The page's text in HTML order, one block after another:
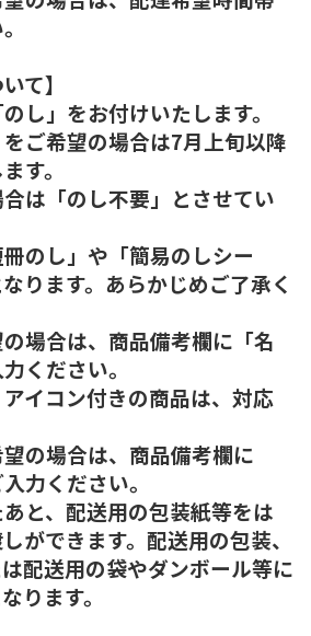
て】
し」をお付けいたします。
ご希望の場合は7月上旬以降
す。
は「のし不要」とさせてい
のし」や「簡易のしシー
ります。あらかじめご了承く
場合は、商品備考欄に「名
ください。
イコン付きの商品は、対応
の場合は、商品備考欄に
力ください。
と、配送用の包装紙等をは
ができます。配送用の包装、
配送用の袋やダンボール等に
ります。